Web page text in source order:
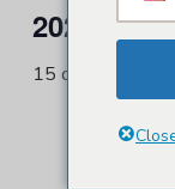
2026
15 ottobre